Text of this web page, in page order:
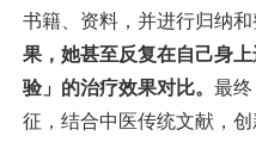
书籍、资料，并进行归纳和
果，她甚至反复在自己身
验」的治疗效果对比。最
征，结合中医传统文献，